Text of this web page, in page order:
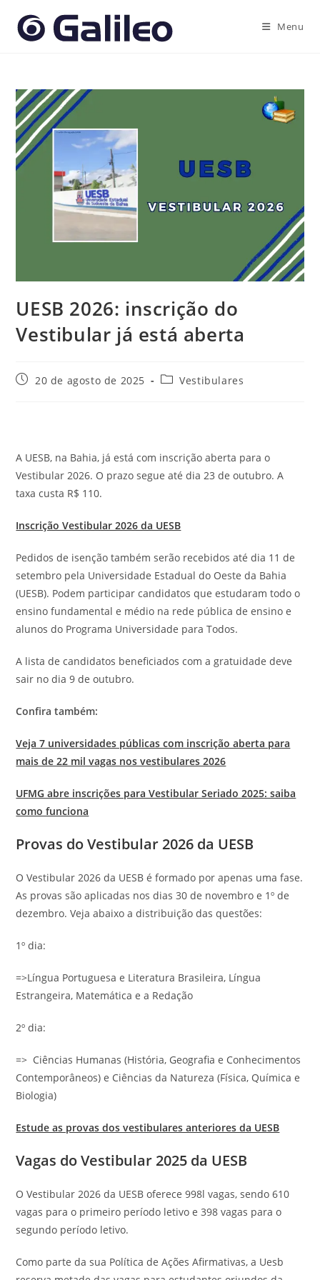
para
Menu
UESB 2026: inscrição do
Vestibular já está aberta
Post20 de agosto de 2025
Categoria
Vestibulares
A UESB, na Bahia, já está com inscrição aberta para o
Vestibular 2026. O prazo segue até dia 23 de outubro. A
taxa custa R$ 110.
Inscrição Vestibular 2026 da UESB
Pedidos de isenção também serão recebidos até dia 11 de
setembro pela Universidade Estadual do Oeste da Bahia
(UESB). Podem participar candidatos que estudaram todo o
ensino fundamental e médio na rede pública de ensino e
alunos do Programa Universidade para Todos.
A lista de candidatos beneficiados com a gratuidade deve
sair no dia 9 de outubro.
Confira também:
Veja 7 universidades públicas com inscrição aberta para
mais de 22 mil vagas nos vestibulares 2026
UFMG abre inscrições para Vestibular Seriado 2025: saiba
como funciona
Provas do Vestibular 2026 da UESB
O Vestibular 2026 da UESB é formado por apenas uma fase.
As provas são aplicadas nos dias 30 de novembro e 1º de
dezembro. Veja abaixo a distribuição das questões:
1º dia:
=>Língua Portuguesa e Literatura Brasileira, Língua
Estrangeira, Matemática e a Redação
2º dia:
=> Ciências Humanas (História, Geografia e Conhecimentos
Contemporâneos) e Ciências da Natureza (Física, Química e
Biologia)
Estude as provas dos vestibulares anteriores da UESB
Vagas do Vestibular 2025 da UESB
O Vestibular 2026 da UESB oferece 998l vagas, sendo 610
vagas para o primeiro período letivo e 398 vagas para o
segundo período letivo.
Como parte da sua Política de Ações Afirmativas, a Uesb